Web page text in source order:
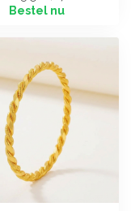
Bestel nu